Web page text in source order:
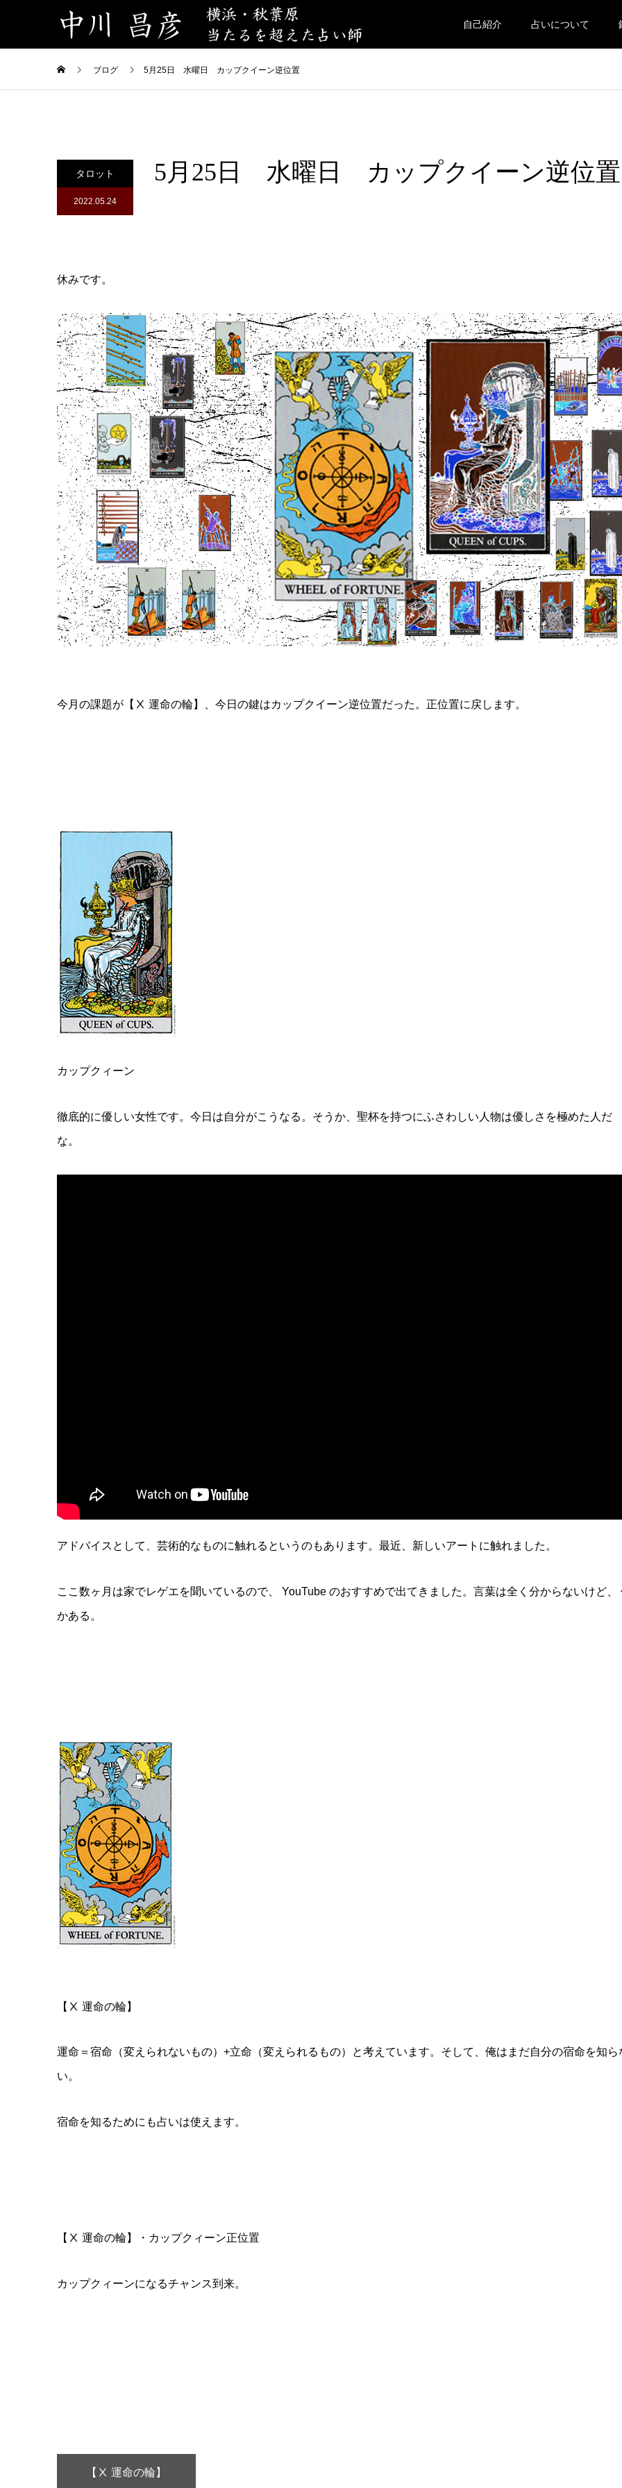
自己紹介 占いについて
ブログ 5月25日 水曜日 カップクイーン逆位置
タロット
2022.05.24
5月25日 水曜日 カップクイーン逆位置
休みです。
今月の課題が【Ⅹ 運命の輪】、今日の鍵はカップクイーン逆位置だった。正位置に戻します。
カップクィーン
徹底的に優しい女性です。今日は自分がこうなる。そうか、聖杯を持つにふさわしい人物は優しさを極めた人だ
な。
アドバイスとして、芸術的なものに触れるというのもあります。最近、新しいアートに触れました。
ここ数ヶ月は家でレゲエを聞いているので、 YouTube のおすすめで出てきました。言葉は全く分からないけど、
かある。
【Ⅹ 運命の輪】
運命＝宿命（変えられないもの）+立命（変えられるもの）と考えています。そして、俺はまだ自分の宿命を知ら
い。
宿命を知るためにも占いは使えます。
【Ⅹ 運命の輪】・カップクィーン正位置
カップクィーンになるチャンス到来。
【Ⅹ 運命の輪】